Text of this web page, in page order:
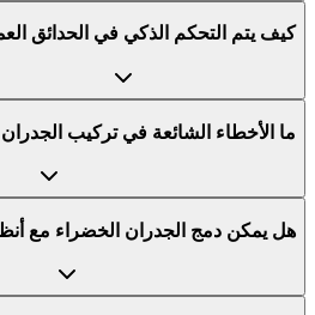
كيف يتم التحكم الذكي في الحدائق
ما الأخطاء الشائعة في تركيب
هل يمكن دمج الجدران الخضراء مع